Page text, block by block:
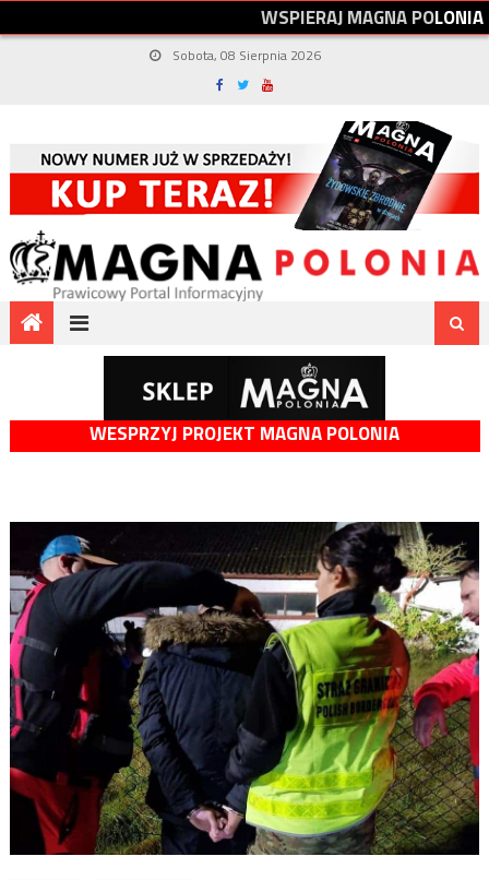
WSPIERAJMAGNAPOLONIA
Sobota, 08 Sierpnia 2026
WESPRZYJ PROJEKT MAGNA POLONIA